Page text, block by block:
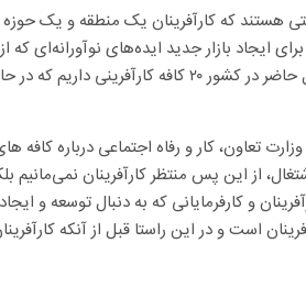
هستند که کارآفرینان یک منطقه و یک
ایجاد بازار جدید ایده‌های نوآورانه‌ای که
کارآفرینان در این کافه‌ها شکل می‌گیرد در حال حاضر در کشور
تعاون، کار و رفاه اجتماعی درباره کافه
از این پس منتظر کارآفرینان نمی‌مانیم
و کارفرمایانی که به دنبال توسعه و
است و در این راستا قبل از آنکه